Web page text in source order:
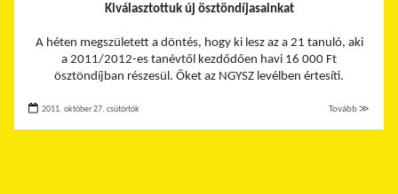
Kiválasztottuk új ösztöndíjasainkat
A héten megszületett a döntés, hogy ki lesz az a 21 tanuló, aki
a 2011/2012-es tanévtől kezdődően havi 16 000 Ft
ösztöndíjban részesül. Őket az NGYSZ levélben értesíti.
2011. október 27. csütörtök Tovább ≫